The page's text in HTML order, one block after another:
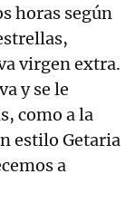
horas según
virgen extra.
y se le
como a la
estilo Getaria
a